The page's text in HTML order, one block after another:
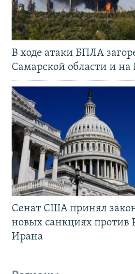
В ходе атаки БПЛА
Самарской области и на
Сенат США принял
новых санкциях против
Ирана